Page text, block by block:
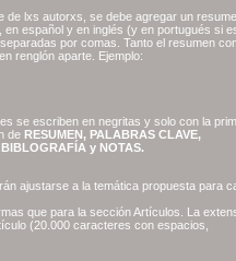
de lxs autorxs, se debe agregar un
español y en inglés (y en portugués si
por comas. Tanto el resumen
renglón aparte. Ejemplo:
se escriben en negritas y solo con la
de RESUMEN, PALABRAS CLAVE,
y NOTAS.
ajustarse a la temática propuesta para
que para la sección Artículos. La
(20.000 caracteres con espacios,